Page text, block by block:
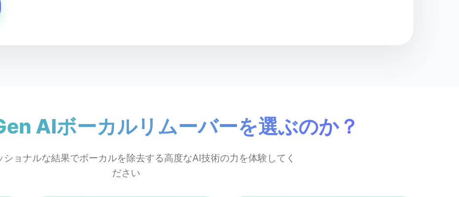
AIボーカルリムーバーを選ぶのか？
ショナルな結果でボーカルを除去する高度なAI技術の力を体験してく
ださい